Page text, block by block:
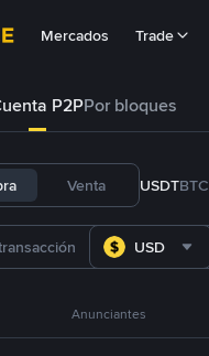
Mercados Trade
P2PPor bloques
Venta USDTBTC
USD
Anunciantes